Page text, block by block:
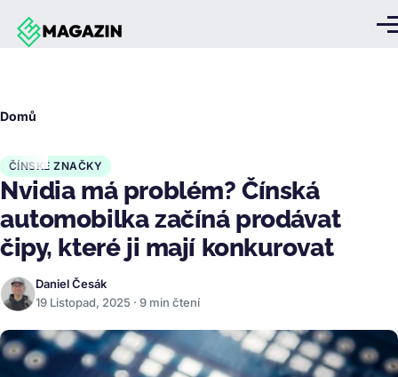
Přejít k hlavnímu obsahu
Domů
ČÍNSKÉ ZNAČKY
Nvidia má problém? Čínská
automobilka začíná prodávat
čipy, které ji mají konkurovat
Daniel Česák
19 Listopad, 2025 · 9 min čtení